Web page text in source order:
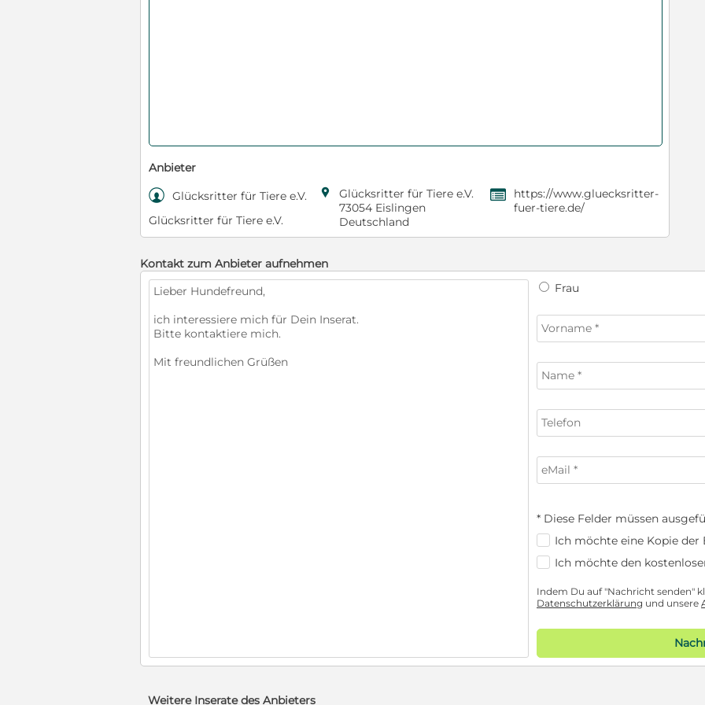
Anbieter
 Glücksritter für Tiere e.V.
Glücksritter für Tiere e.V.

Glücksritter für Tiere e.V.
73054 Eislingen
Deutschland
,
https://www.gluecksritter-
fuer-tiere.de/
Kontakt zum Anbieter aufnehmen
Frau
* Diese Felder müssen
Ich möchte eine Kopie der
Ich möchte den
Indem Du auf "Nachricht senden"
Datenschutzerklärung und unsere
Weitere Inserate des Anbieters